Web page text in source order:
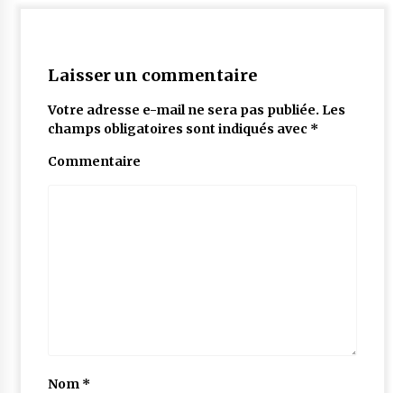
Laisser un commentaire
Votre adresse e-mail ne sera pas publiée. Les
champs obligatoires sont indiqués avec *
Commentaire
Nom *